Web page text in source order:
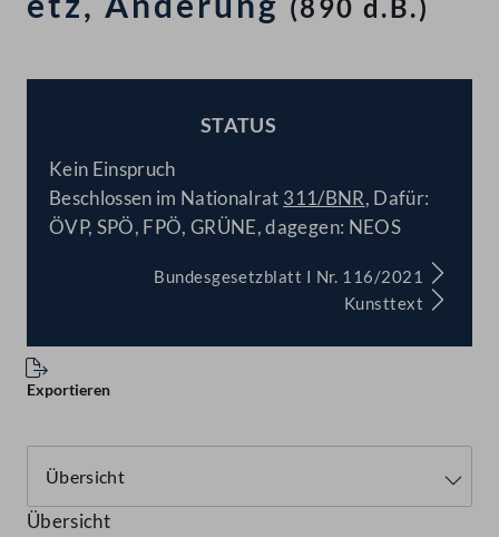
(890 d.B.)
STATUS
Kein Einspruch
Beschlossen im Nationalrat 311/BNR, Dafür:
ÖVP, SPÖ, FPÖ, GRÜNE, dagegen: NEOS
Bundesgesetzblatt I Nr. 116/2021
Kunsttext
Exportieren
Übersicht